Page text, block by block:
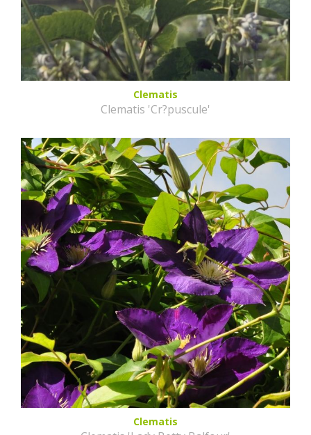
Clematis
Clematis 'Cr?puscule'
Clematis